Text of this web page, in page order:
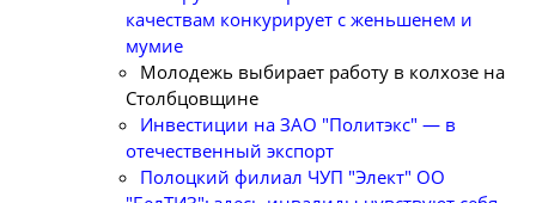
качествам конкурирует с женьшенем и
мумие
Молодежь выбирает работу в колхозе на
Столбцовщине
Инвестиции на ЗАО "Политэкс" — в
отечественный экспорт
Полоцкий филиал ЧУП "Элект" ОО